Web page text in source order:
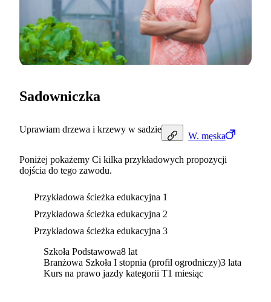
W. męska
Sadowniczka
Uprawiam drzewa i krzewy w sadzie.
Poniżej pokażemy Ci kilka przykładowych propozycji
dojścia do tego zawodu.
Przykładowa ścieżka edukacyjna 1
Przykładowa ścieżka edukacyjna 2
Przykładowa ścieżka edukacyjna 3
Szkoła Podstawowa8 lat
Branżowa Szkoła I stopnia (profil ogrodniczy)3 lata
Kurs na prawo jazdy kategorii T1 miesiąc